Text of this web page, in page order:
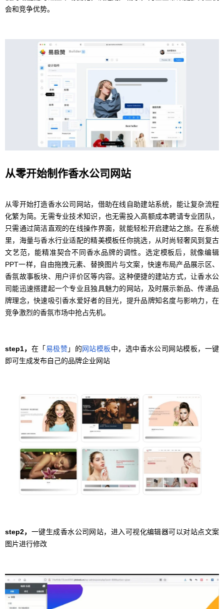
会和竞争优势。
从零开始制作香水公司网站
从零开始打造香水公司网站，借助在线自助建站系统，能让复杂流程
化繁为简。无需专业技术知识，也无需投入高额成本聘请专业团队，
只需通过简洁直观的在线操作界面，就能轻松开启建站之旅。在系统
里，海量与香水行业适配的精美模板任你挑选，从时尚轻奢风到复古
文艺范，能精准契合不同香水品牌的调性。选定模板后，就像编辑
PPT一样，自由拖拽元素、替换图片与文案，快速布局产品展示区、
香氛故事板块、用户评价区等内容。这种便捷的建站方式，让香水公
司能迅速搭建起一个专业且独具魅力的网站，及时展示新品、传递品
牌理念，快速吸引香水爱好者的目光，提升品牌知名度与影响力，在
竞争激烈的香氛市场中抢占先机。
step1， 在「 易极赞」的网站模板中，选中香水公司网站模板，一键
即可生成发布自己的品牌企业网站
step2， 一键生成香水公司网站，进入可视化编辑器可以对站点文案
图片进行修改